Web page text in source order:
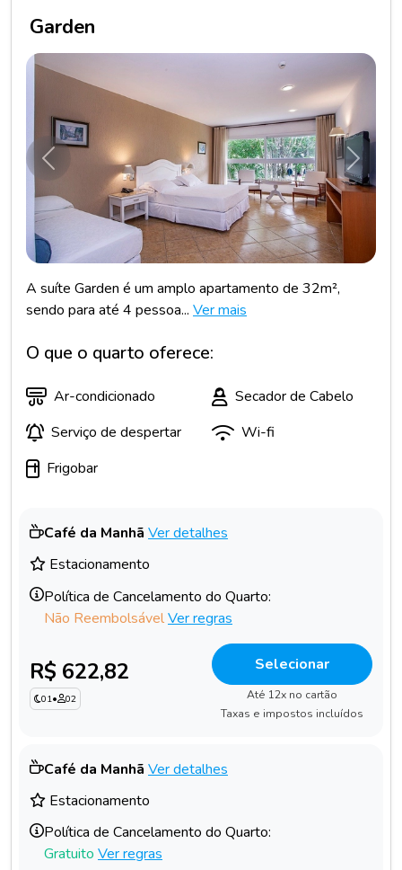
Garden
Anterior
A suíte Garden é um amplo apartamento de 32m²,
sendo para até 4 pessoa... Ver mais
O que o quarto oferece:
Ar-condicionado
Secador de Cabelo
Serviço de despertar
Wi-fi
Frigobar
Café da Manhã Ver detalhes
Estacionamento
Política de Cancelamento do Quarto:
Não ReembolsávelVer regras
R$ 622,82
01• 02
Selecionar
Até 12x no cartão
Taxas e impostos incluídos
Café da Manhã Ver detalhes
Estacionamento
Política de Cancelamento do Quarto:
Gratuito Ver regras